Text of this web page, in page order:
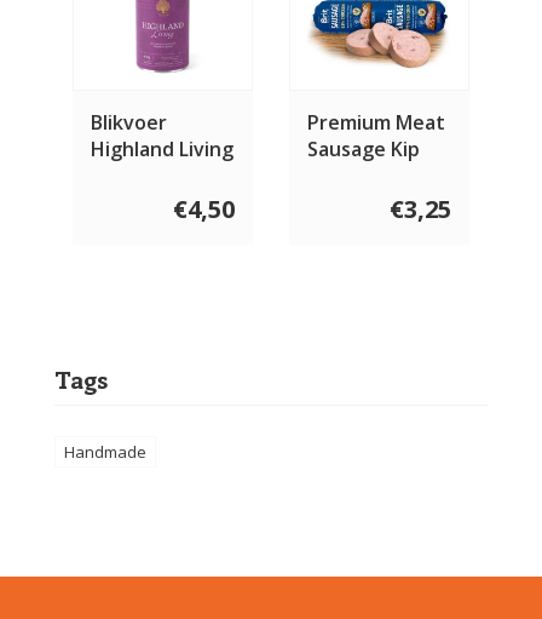
Blikvoer
Highland Living
€4,50
Premium Meat
Sausage Kip
€3,25
Tags
Handmade